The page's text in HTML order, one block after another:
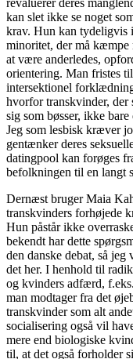
revaluerer deres
kan slet ikke se noget
krav. Hun kan tydeligvis
minoritet, der må kæmpe
at være anderledes,
orientering. Man fristes
intersektionel
hvorfor transkvinder, der
sig som bøsser, ikke
Jeg som lesbisk kræver
gentænker deres
datingpool kan forøges
befolkningen til en langt
Dernæst bruger Maia
transkvinders forhøjede
Hun påstår ikke
bekendt har dette
den danske debat, så
det her. I henhold til
og kvinders adfærd,
man modtager fra det
transkvinder som alt
socialisering også vil
mere end biologiske
til, at det også forholder